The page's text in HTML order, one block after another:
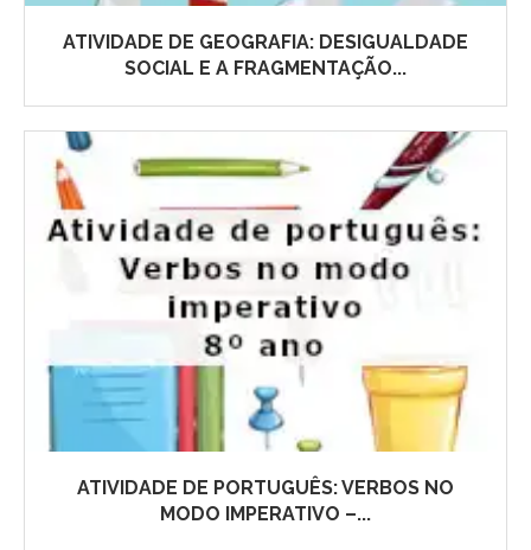
ATIVIDADE DE GEOGRAFIA: DESIGUALDADE
SOCIAL E A FRAGMENTAÇÃO...
ATIVIDADE DE PORTUGUÊS: VERBOS NO
MODO IMPERATIVO –...